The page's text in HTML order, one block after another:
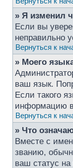
» Я изменил
Если вы
неправильно
Вернуться к
» Моего
ваш язык.
Если такого
информацию
Вернуться к
» Что
Вместе с
званию,
ваш статус